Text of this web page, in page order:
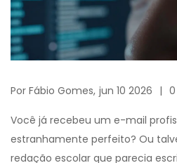
Por Fábio Gomes, jun 10 2026
Você já recebeu um e-mail
estranhamente perfeito? Ou
redação escolar que parecia